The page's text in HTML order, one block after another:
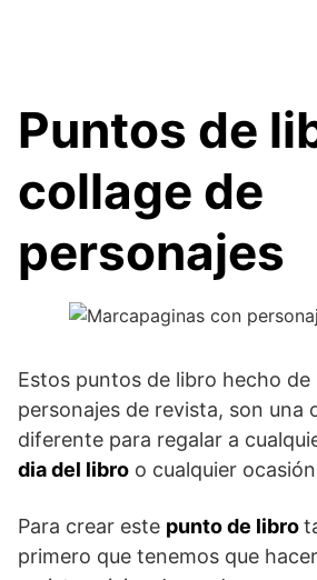
Puntos de
collage de
personajes
Estos puntos de libro hecho de
personajes de revista, son una
diferente para regalar a
dia del libro o cualquier
Para crear este punto de libro
primero que tenemos que